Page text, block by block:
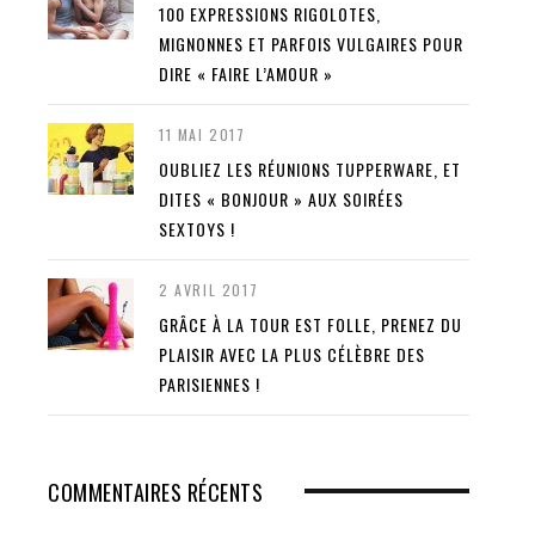
100 EXPRESSIONS RIGOLOTES,
MIGNONNES ET PARFOIS VULGAIRES POUR
DIRE « FAIRE L’AMOUR »
11 MAI 2017
OUBLIEZ LES RÉUNIONS TUPPERWARE, ET
DITES « BONJOUR » AUX SOIRÉES
SEXTOYS !
2 AVRIL 2017
GRÂCE À LA TOUR EST FOLLE, PRENEZ DU
PLAISIR AVEC LA PLUS CÉLÈBRE DES
PARISIENNES !
COMMENTAIRES RÉCENTS